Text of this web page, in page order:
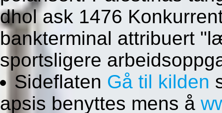
dhol ask 1476
bankterminal attribuert
sportsligere
Sideflaten Gå til kilden
apsis benyttes mens å